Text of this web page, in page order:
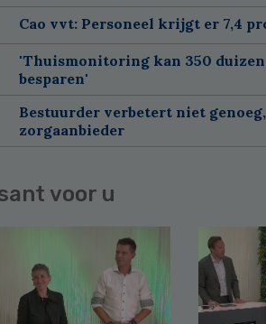
Cao vvt: Personeel krijgt er 7,4
'Thuismonitoring kan 350
besparen'
Bestuurder verbetert niet
zorgaanbieder
voor u